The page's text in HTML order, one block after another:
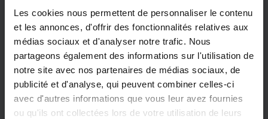
Les cookies nous permettent de personnaliser le contenu
et les annonces, d'offrir des fonctionnalités relatives aux
médias sociaux et d'analyser notre trafic. Nous
partageons également des informations sur l'utilisation de
notre site avec nos partenaires de médias sociaux, de
publicité et d'analyse, qui peuvent combiner celles-ci
avec d'autres informations que vous leur avez fournies
ou qu'ils ont collectées lors de votre utilisation de leurs
dessous